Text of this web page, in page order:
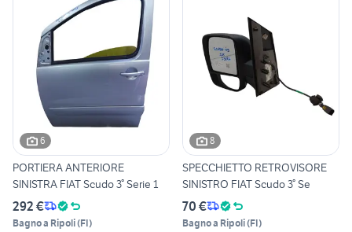
6
PORTIERA ANTERIORE
SINISTRA FIAT Scudo 3° Serie 1
292 €
Bagno a Ripoli(FI)
8
SPECCHIETTO RETROVISORE
SINISTRO FIAT Scudo 3° Se
70 €
Bagno a Ripoli(FI)